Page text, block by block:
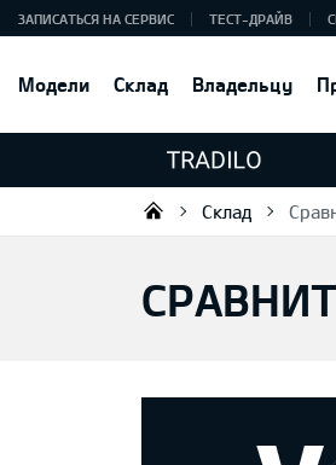
Модели Склад Владельцу
ЗАПИСАТЬСЯ НА СЕРВИС ТЕСТ-ДРАЙВ
Tradilo OÜ
Склад